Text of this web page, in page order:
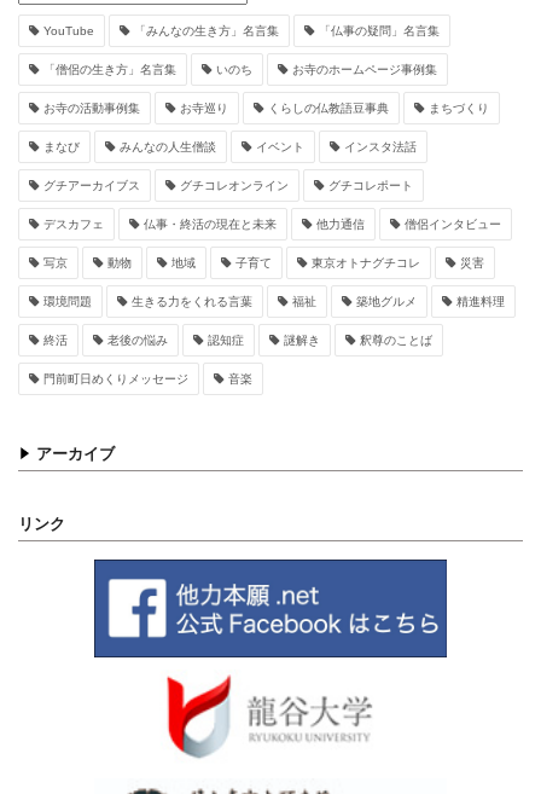
YouTube 「みんなの生き方」名言集 「仏事の疑問」名言集
「僧侶の生き方」名言集 いのち お寺のホームページ事例集
お寺の活動事例集 お寺巡り くらしの仏教語豆事典 まちづくり
まなび みんなの人生僧談 イベント インスタ法話
グチアーカイブス グチコレオンライン グチコレポート
デスカフェ 仏事・終活の現在と未来 他力通信 僧侶インタビュー
写京 動物 地域 子育て 東京オトナグチコレ 災害
環境問題 生きる力をくれる言葉 福祉 築地グルメ 精進料理
終活 老後の悩み 認知症 謎解き 釈尊のことば
門前町日めくりメッセージ 音楽
アーカイブ
リンク